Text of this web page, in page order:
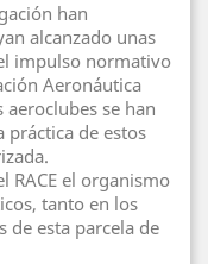
han
alcanzado unas
impulso normativo
Aeronáutica
se han
de estos
RACE el organismo
tanto en los
de esta parcela de